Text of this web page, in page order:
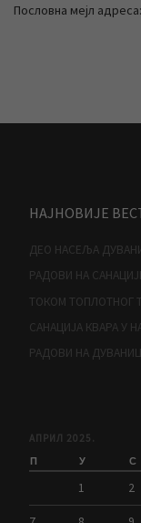
Пословна мејл
НАЈНОВИЈЕ
ДЕО НАСЕЉА
РАДОВИ НА
ТОКОМ ТОПЛОТНОГ
САНАЦИЈА КВАРА У
РАДОВИ НА
АПРИЛ 2025.
П У С
1 2